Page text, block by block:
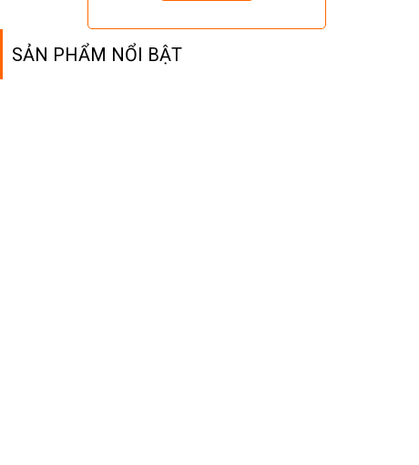
SẢN PHẨM NỔI BẬT